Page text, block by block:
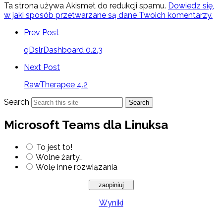
Ta strona używa Akismet do redukcji spamu. Dowiedz się,
w jaki sposób przetwarzane są dane Twoich komentarzy.
Prev Post
qDslrDashboard 0.2.3
Next Post
RawTherapee 4.2
Search
Search
Microsoft Teams dla Linuksa
To jest to!
Wolne żarty…
Wolę inne rozwiązania
Wyniki